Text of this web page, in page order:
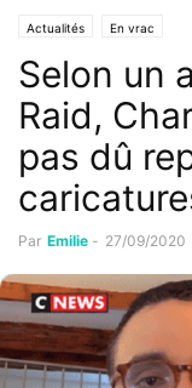
Actualités En vrac
Selon un
Raid,
pas dû
Par Emilie - 27/09/2020